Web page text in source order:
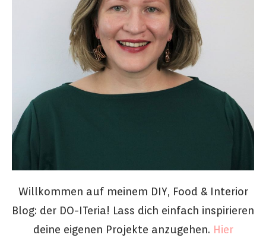
Willkommen auf meinem DIY, Food & Interior
Blog: der DO-ITeria! Lass dich einfach inspirieren
deine eigenen Projekte anzugehen. Hier